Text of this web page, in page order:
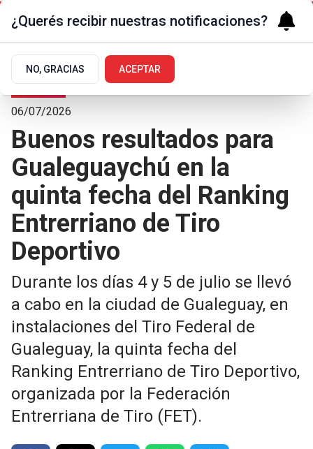
Deportes
06/07/2026
Buenos resultados para
Gualeguaychú en la
quinta fecha del Ranking
Entrerriano de Tiro
Deportivo
Durante los días 4 y 5 de julio se llevó
a cabo en la ciudad de Gualeguay, en
instalaciones del Tiro Federal de
Gualeguay, la quinta fecha del
Ranking Entrerriano de Tiro Deportivo,
organizada por la Federación
Entrerriana de Tiro (FET).
¿Querés recibir nuestras notificaciones?
NO, GRACIAS ACEPTAR